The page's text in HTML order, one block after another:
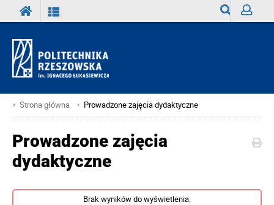
Strona główna Prowadzone zajęcia dydaktyczne
Prowadzone zajęcia
dydaktyczne
Brak wyników do wyświetlenia.